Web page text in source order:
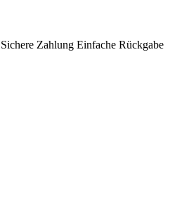
Sichere Zahlung Einfache Rückgabe